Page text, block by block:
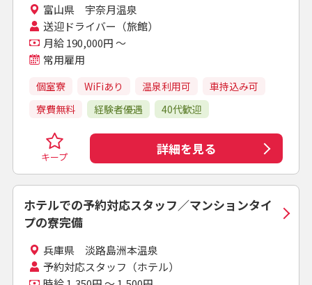
富山県 宇奈月温泉
送迎ドライバー（旅館）
月給 190,000円 ～
常用雇用
個室寮 WiFiあり 温泉利用可
車持込み可
寮費無料
経験者優遇 40代歓迎
キープ 詳細を見る
ホテルでの予約対応スタッフ／マンションタイ
プの寮完備
兵庫県 淡路島洲本温泉
予約対応スタッフ（ホテル）